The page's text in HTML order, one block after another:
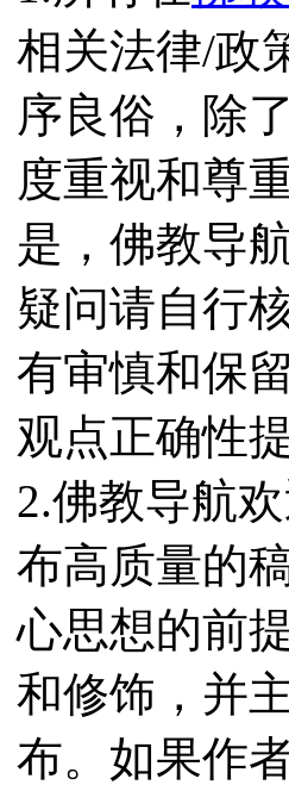
相关法律/政
序良俗，除
度重视和尊
是，佛教导
疑问请自行
有审慎和保
观点正确性
2.佛教导航
布高质量的
心思想的前
和修饰，并
布。如果作